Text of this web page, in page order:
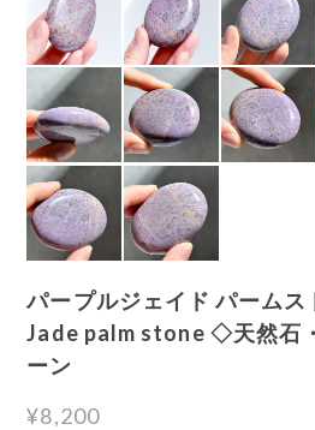
パープルジェイド パーム
Jade palm stone ◇天然石
ーン
¥8,200